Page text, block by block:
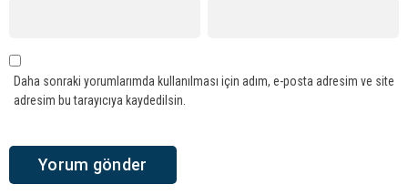
Daha sonraki yorumlarımda kullanılması için adım, e-posta adresim ve site
adresim bu tarayıcıya kaydedilsin.